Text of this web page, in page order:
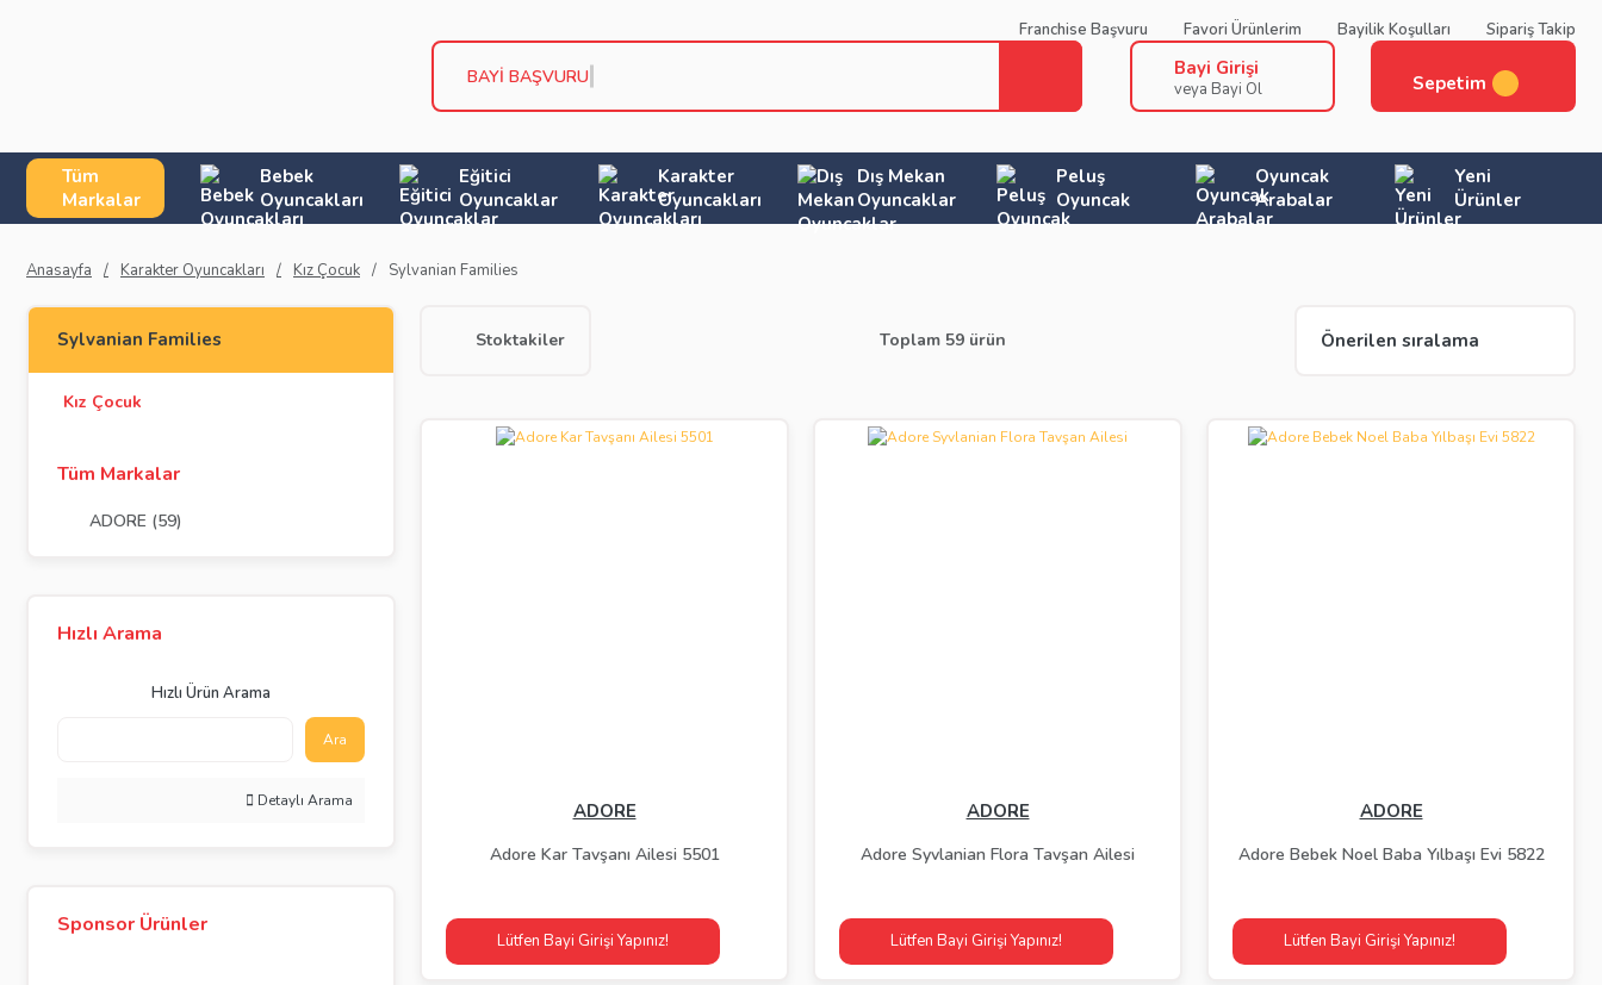
Franchise Başvuru Favori Ürünlerim Bayilik Koşulları Sipariş Takip
BAYİ BAŞVURU KOŞU Bayi Girişi
veya Bayi Ol Sepetim
Tüm
Markalar
Bebek
Oyuncakları
Eğitici
Oyuncaklar
Karakter
Oyuncakları
Dış Mekan
Oyuncaklar
Peluş
Oyuncak
Oyuncak
Arabalar
Yeni
Ürünler
Anasayfa Karakter Oyuncakları Kız Çocuk Sylvanian Families
Sylvanian Families
Kız Çocuk
Tüm Markalar
ADORE (59)
Hızlı Arama
Hızlı Ürün Arama
Ara
Detaylı Arama
Sponsor Ürünler
Stoktakiler Toplam 59 ürün
ADORE
Adore Kar Tavşanı Ailesi 5501
Lütfen Bayi Girişi Yapınız!
ADORE
Adore Syvlanian Flora Tavşan Ailesi
Lütfen Bayi Girişi Yapınız!
ADORE
Adore Bebek Noel Baba Yılbaşı Evi 5822
Lütfen Bayi Girişi Yapınız!